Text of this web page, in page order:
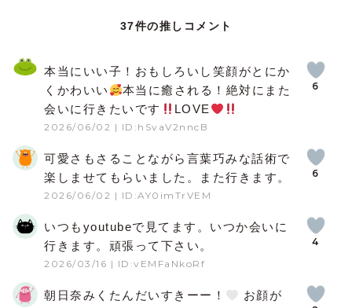
37件の推しコメント
2026/06/02 | ID:hSvaV2nncB
本当にいい子！おもしろいし笑顔がとにか
くかわいい
本当に癒される！絶対にまた
会いに行きたいです
LOVE
6
2026/06/02 | ID:AY0imTrVEM
可愛さもさることながら言葉巧みな話術で
楽しませてもらいました。また行きます。
6
2026/03/16 | ID:vEMFaNkoRf
いつもyoutubeで見てます。いつか会いに
行きます。頑張って下さい。
4
朝日奈みくたんだいすきーー！
お顔が